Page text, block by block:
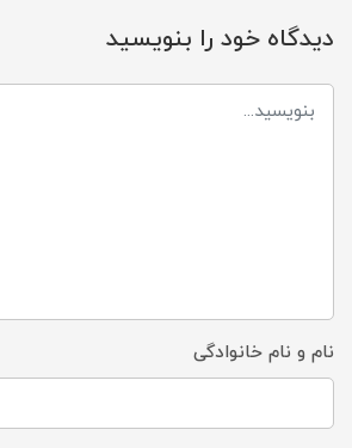
دیدگاه خود را بنویسید
نام و نام خانوادگی